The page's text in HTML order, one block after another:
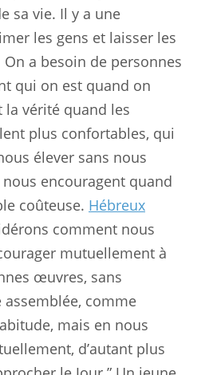
sa vie. Il y a une
les gens et laisser les
a besoin de personnes
qui on est quand on
la vérité quand les
plus confortables, qui
élever sans nous
encouragent quand
coûteuse. Hébreux
comment nous
mutuellement à
œuvres, sans
comme
mais en nous
d’autant plus